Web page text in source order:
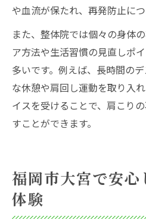
や血流が保たれ、再発防止につ
また、整体院では個々の身体
ア方法や生活習慣の見直しポ
多いです。例えば、長時間の
な休憩や肩回し運動を取り入
イスを受けることで、肩こり
すことができます。
福岡市大宮で安心
体験